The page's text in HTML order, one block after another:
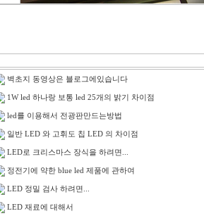
벽초지 동영상은 블로그에있습니다
1W led 하나랑 보통 led 25개의 밝기 차이점
led를 이용해서 전광판만드는방법
일반 LED 와 고휘도 칩 LED 의 차이점
LED로 크리스마스 장식을 하려면...
정전기에 약한 blue led 제품에 관하여
LED 정밀 검사 하려면...
LED 재료에 대해서